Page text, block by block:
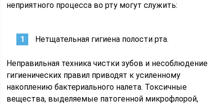
неприятного процесса во рту могут служить:
Нетщательная гигиена полости рта.
Неправильная техника чистки зубов и несоблюдение
гигиенических правил приводят к усиленному
накоплению бактериального налета. Токсичные
вещества, выделяемые патогенной микрофлорой,